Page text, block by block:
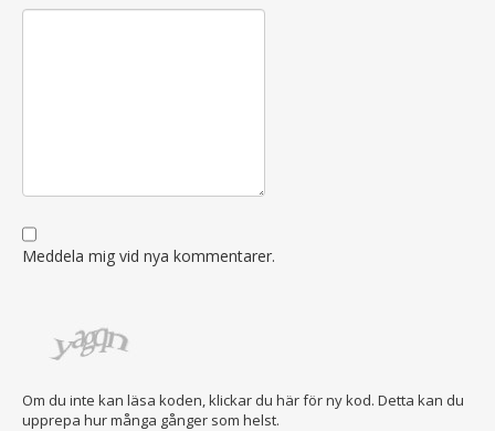
Meddela mig vid nya kommentarer.
Om du inte kan läsa koden, klickar du här för ny kod. Detta kan du
upprepa hur många gånger som helst.